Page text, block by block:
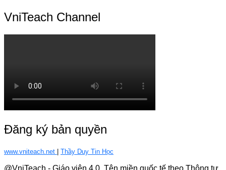
VniTeach Channel
Đăng ký bản quyền
www.vniteach.net | Thầy Duy Tin Học
@VniTeach - Giáo viên 4.0, Tên miền quốc tế theo Thông tư